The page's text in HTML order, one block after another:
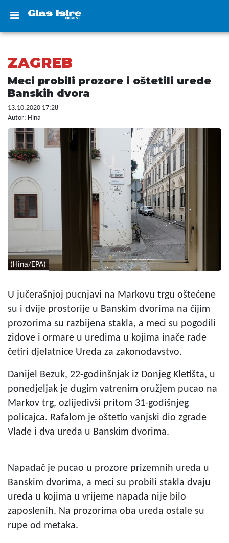
ZAGREB
Meci probili prozore i oštetili urede
Banskih dvora
13.10.2020 17:28
Autor: Hina
(Hina/EPA)
U jučerašnjoj pucnjavi na Markovu trgu oštećene
su i dvije prostorije u Banskim dvorima na čijim
prozorima su razbijena stakla, a meci su pogodili
zidove i ormare u uredima u kojima inače rade
četiri djelatnice Ureda za zakonodavstvo.
Danijel Bezuk, 22-godinšnjak iz Donjeg Kletišta, u
ponedjeljak je dugim vatrenim oružjem pucao na
Markov trg, ozlijedivši pritom 31-godišnjeg
policajca. Rafalom je oštetio vanjski dio zgrade
Vlade i dva ureda u Banskim dvorima.
Napadač je pucao u prozore prizemnih ureda u
Banskim dvorima, a meci su probili stakla dvaju
ureda u kojima u vrijeme napada nije bilo
zaposlenih. Na prozorima oba ureda ostale su
rupe od metaka.